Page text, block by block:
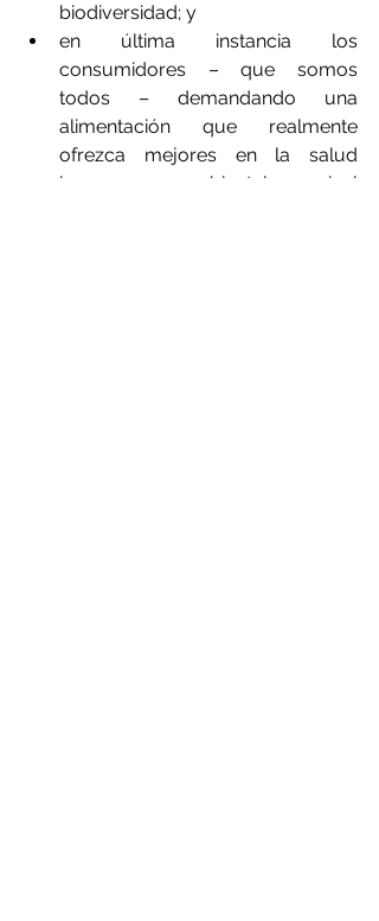
biodiversidad; y
en última instancia los
consumidores – que somos
todos – demandando una
alimentación que realmente
ofrezca mejores en la salud
humana y ambiental a nivel